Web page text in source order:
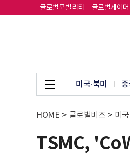
글로벌모빌리티 글로벌게이
미국·북미
HOME > 글로벌비즈 > 미국
TSMC,